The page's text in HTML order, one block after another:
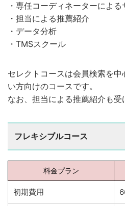
・専任コーディネーターによる
・担当による推薦紹介
・データ分析
・TMSスクール
セレクトコースは会員検索を
い方向けのコースです。
なお、担当による推薦紹介も受
フレキシブルコース
料金プラン
初期費用